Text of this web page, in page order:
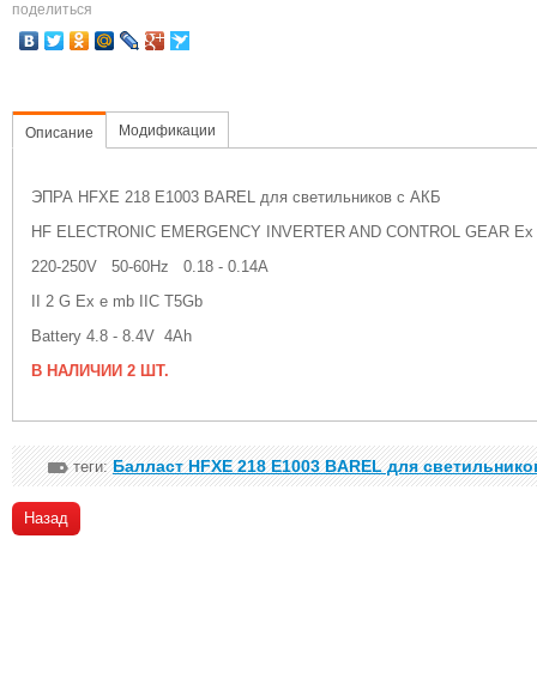
поделиться
Описание Модификации
ЭПРА HFXE 218 E1003 BAREL для светильников с АКБ
HF ELECTRONIC EMERGENCY INVERTER AND CONTROL GEAR Ex
220-250V 50-60Hz 0.18 - 0.14A
II 2 G Ex e mb IIC T5Gb
Battery 4.8 - 8.4V 4Ah
В НАЛИЧИИ 2 ШТ.
теги:Балласт HFXE 218 E1003 BAREL для
Назад